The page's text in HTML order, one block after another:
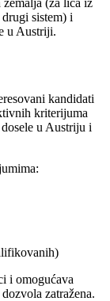
sistem) i
u Austriji.
kandidati
kriterijuma
u Austriju i
i omogućava
zatražena.